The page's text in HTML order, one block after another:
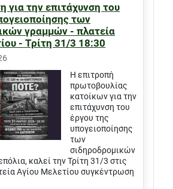
για την επιτάχυνση του
των
γραμμών - πλατεία
- Τρίτη 31/3 18:30
Η επιτροπή
πρωτοβουλίας
κατοίκων για την
επιτάχυνση του
έργου της
υπογειοποίησης
των
σιδηροδρομικών
καλεί την Τρίτη 31/3 στις
Αγίου Μελετίου συγκέντρωση